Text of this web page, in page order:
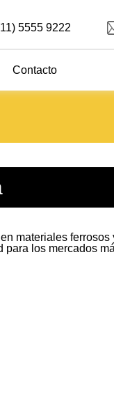
5555 9222
Contacto
materiales ferrosos
para los mercados